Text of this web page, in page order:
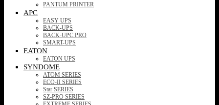
PANTUM PRINTER
APC
EASY UPS
BACK-UPS
BACK-UPC PRO
SMART-UPS
EATON
EATON UPS
SYNDOME
ATOM SERIES
ECO-II SERIES
Star SERIES
SZ-PRO SERIES